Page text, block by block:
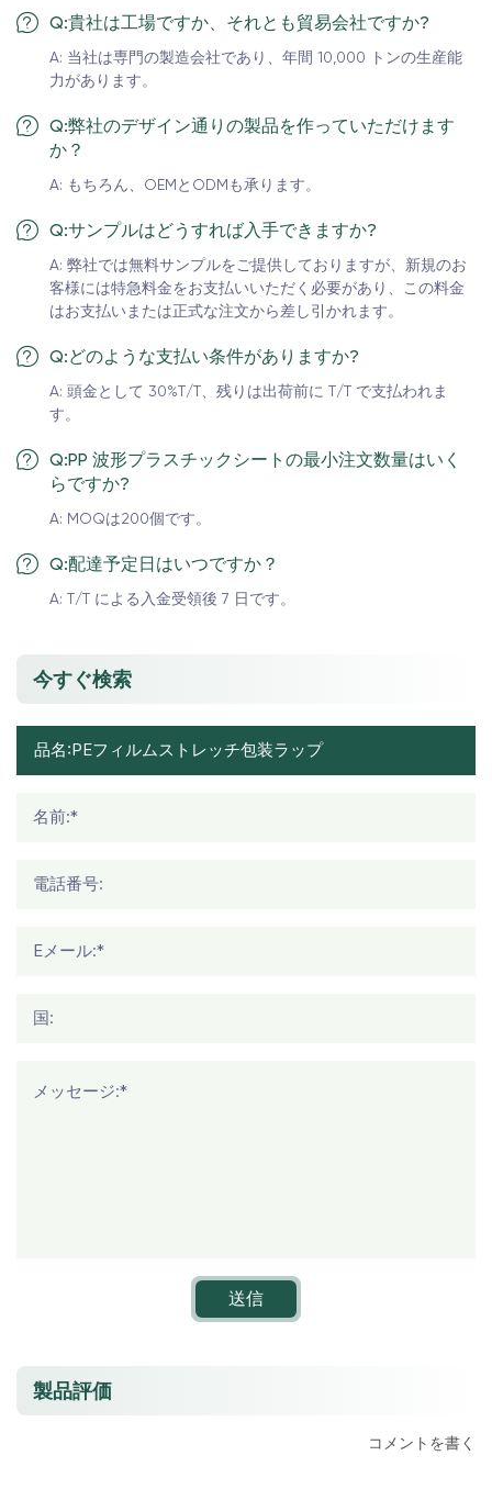
Q:貴社は工場ですか、それとも貿易会社ですか?
A: 当社は専門の製造会社であり、年間 10,000 トンの生産能
力があります。
Q:弊社のデザイン通りの製品を作っていただけます
か？
A: もちろん、OEMとODMも承ります。
Q:サンプルはどうすれば入手できますか?
A: 弊社では無料サンプルをご提供しておりますが、新規のお
客様には特急料金をお支払いいただく必要があり、この料金
はお支払いまたは正式な注文から差し引かれます。
Q:どのような支払い条件がありますか?
A: 頭金として 30%T/T、残りは出荷前に T/T で支払われま
す。
Q:PP 波形プラスチックシートの最小注文数量はいく
らですか?
A: MOQは200個です。
Q:配達予定日はいつですか？
A: T/T による入金受領後 7 日です。
今すぐ検索
名前:*
電話番号:
Eメール:*
国:
メッセージ:*
送信
製品評価
コメントを書く